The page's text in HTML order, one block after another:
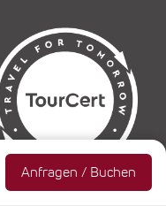
Anfragen / Buchen